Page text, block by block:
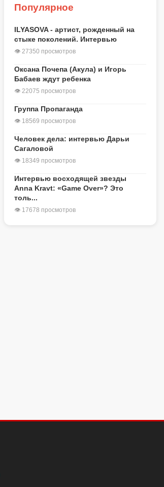
Популярное
ILYASOVA - артист, рожденный на
стыке поколений. Интервью
👁 27350 просмотров
Оксана Почепа (Акула) и Игорь
Бабаев ждут ребенка
👁 22075 просмотров
Группа Пропаганда
👁 18569 просмотров
Человек дела: интервью Дарьи
Сагаловой
👁 18349 просмотров
Интервью восходящей звезды
Anna Kravt: «Game Over»? Это
толь...
👁 17678 просмотров